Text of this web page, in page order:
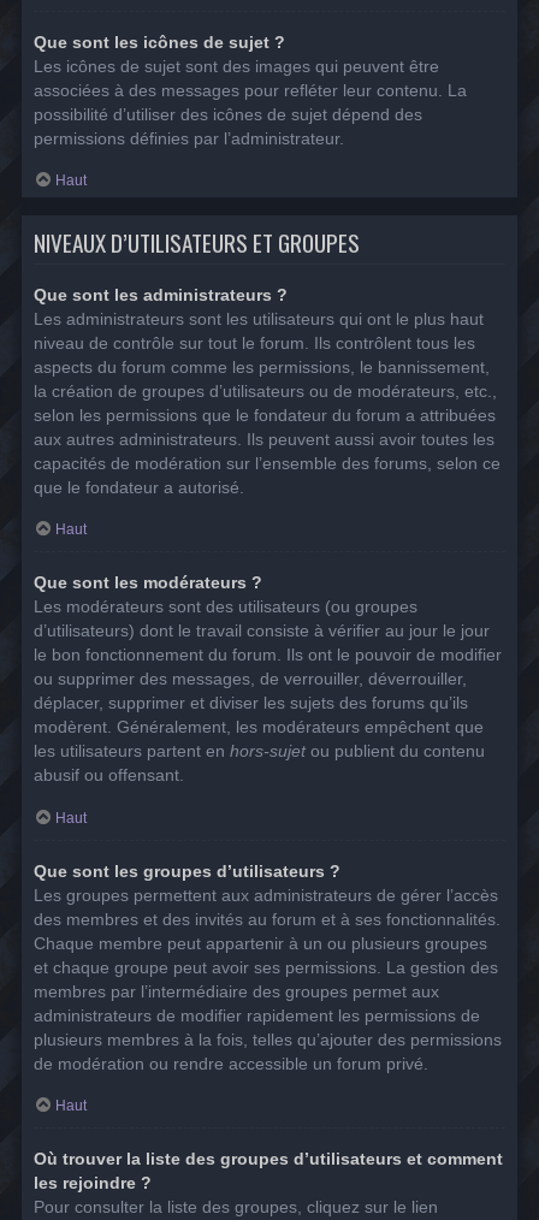
Que sont les icônes de sujet ?
Les icônes de sujet sont des images qui peuvent être
associées à des messages pour refléter leur contenu. La
possibilité d’utiliser des icônes de sujet dépend des
permissions définies par l’administrateur.
Haut
NIVEAUX D’UTILISATEURS ET GROUPES
Que sont les administrateurs ?
Les administrateurs sont les utilisateurs qui ont le plus haut
niveau de contrôle sur tout le forum. Ils contrôlent tous les
aspects du forum comme les permissions, le bannissement,
la création de groupes d’utilisateurs ou de modérateurs, etc.,
selon les permissions que le fondateur du forum a attribuées
aux autres administrateurs. Ils peuvent aussi avoir toutes les
capacités de modération sur l’ensemble des forums, selon ce
que le fondateur a autorisé.
Haut
Que sont les modérateurs ?
Les modérateurs sont des utilisateurs (ou groupes
d’utilisateurs) dont le travail consiste à vérifier au jour le jour
le bon fonctionnement du forum. Ils ont le pouvoir de modifier
ou supprimer des messages, de verrouiller, déverrouiller,
déplacer, supprimer et diviser les sujets des forums qu’ils
modèrent. Généralement, les modérateurs empêchent que
les utilisateurs partent en hors-sujetou publient du contenu
abusif ou offensant.
Haut
Que sont les groupes d’utilisateurs ?
Les groupes permettent aux administrateurs de gérer l’accès
des membres et des invités au forum et à ses fonctionnalités.
Chaque membre peut appartenir à un ou plusieurs groupes
et chaque groupe peut avoir ses permissions. La gestion des
membres par l’intermédiaire des groupes permet aux
administrateurs de modifier rapidement les permissions de
plusieurs membres à la fois, telles qu’ajouter des permissions
de modération ou rendre accessible un forum privé.
Haut
Où trouver la liste des groupes d’utilisateurs et comment
les rejoindre ?
Pour consulter la liste des groupes, cliquez sur le lien